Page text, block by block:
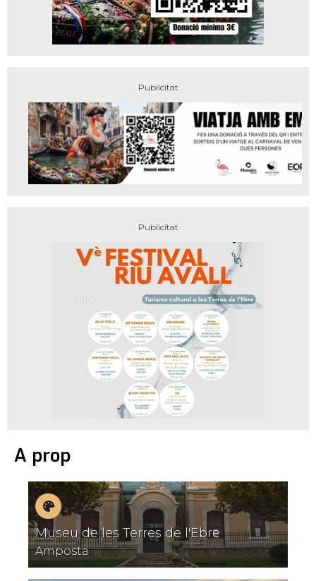
A prop
Museus
Museu de les Terres de l'Ebre
Amposta